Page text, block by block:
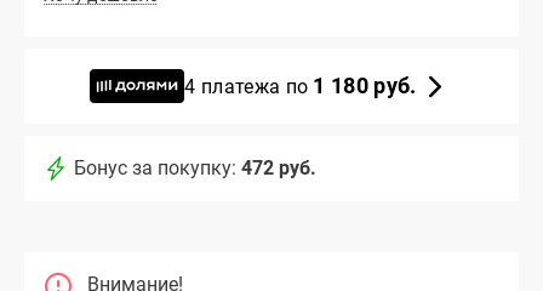
4 платежа по 1 180 руб.
Бонус за покупку: 472 руб.
Внимание!